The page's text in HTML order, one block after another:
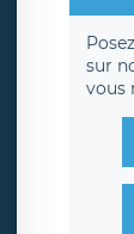
Posez
sur
vous